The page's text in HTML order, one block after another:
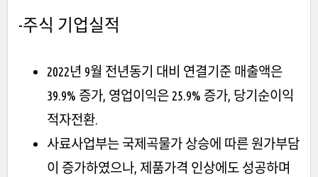
-주식 기업실적
2022년 9월 전년동기 대비 연결기준 매출액은
39.9% 증가, 영업이익은 25.9% 증가, 당기순이익
적자전환.
사료사업부는 국제곡물가 상승에 따른 원가부담
이 증가하였으나, 제품가격 인상에도 성공하며